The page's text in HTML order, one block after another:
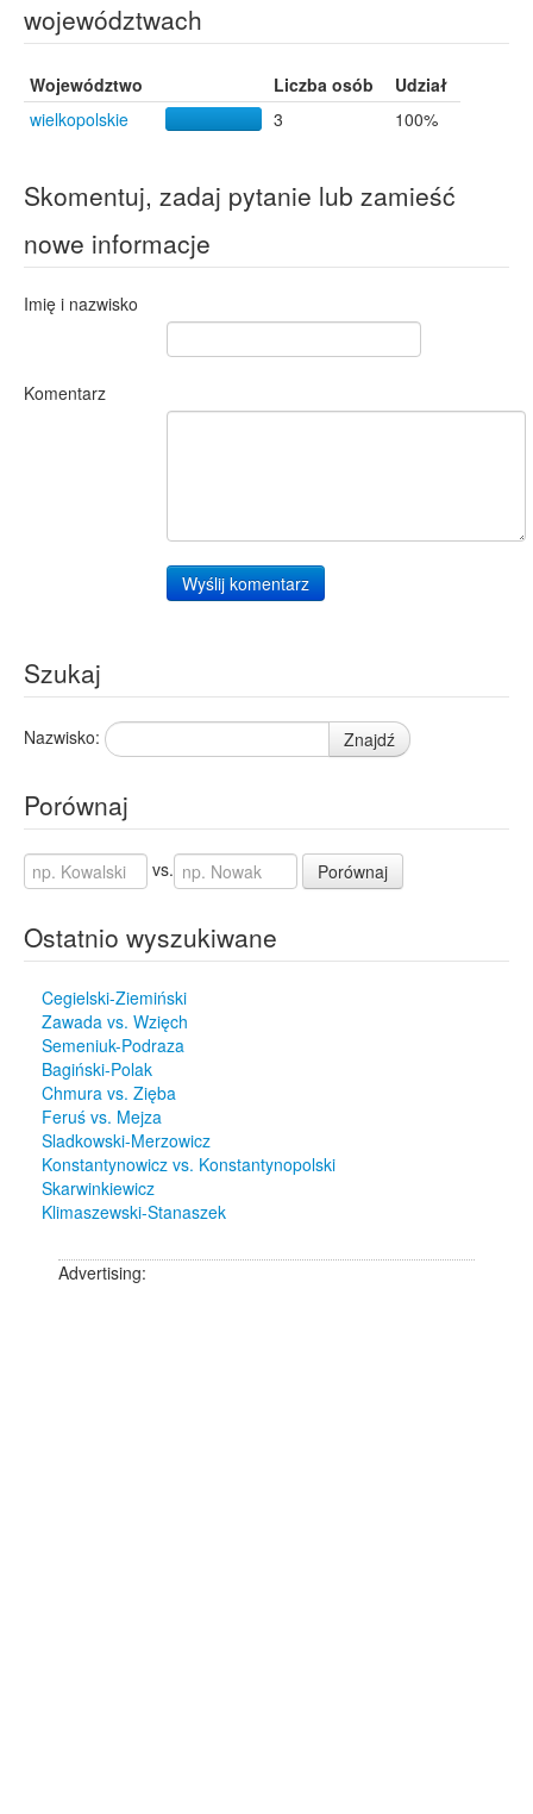
województwach
Województwo Liczba osób
Udział
wielkopolskie
3 100%
Skomentuj, zadaj pytanie lub zamieść
nowe informacje
Imię i nazwisko
Komentarz
Wyślij komentarz
Szukaj
Nazwisko: Znajdź
Porównaj
vs. Porównaj
Ostatnio wyszukiwane
Cegielski-Ziemiński
Zawada vs. Wzięch
Semeniuk-Podraza
Bagiński-Polak
Chmura vs. Zięba
Feruś vs. Mejza
Sladkowski-Merzowicz
Konstantynowicz vs. Konstantynopolski
Skarwinkiewicz
Klimaszewski-Stanaszek
Advertising: